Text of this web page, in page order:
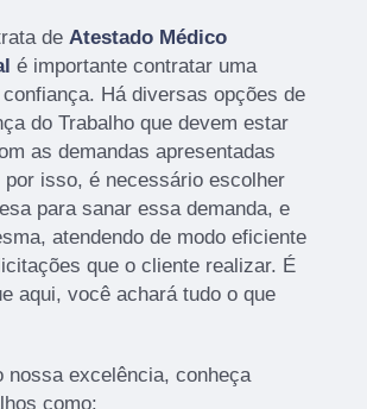
de Atestado Médico
é importante contratar uma
Há diversas opções de
do Trabalho que devem estar
as demandas apresentadas
por isso, é necessário escolher
para sanar essa demanda, e
atendendo de modo eficiente
que o cliente realizar. É
aqui, você achará tudo o que
nossa excelência, conheça
como: